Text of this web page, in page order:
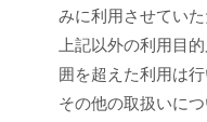
みに利用させていた
上記以外の利用目
囲を超えた利用は行
その他の取扱いにつ